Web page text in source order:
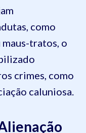
como
maus-tratos, o
crimes, como
caluniosa.